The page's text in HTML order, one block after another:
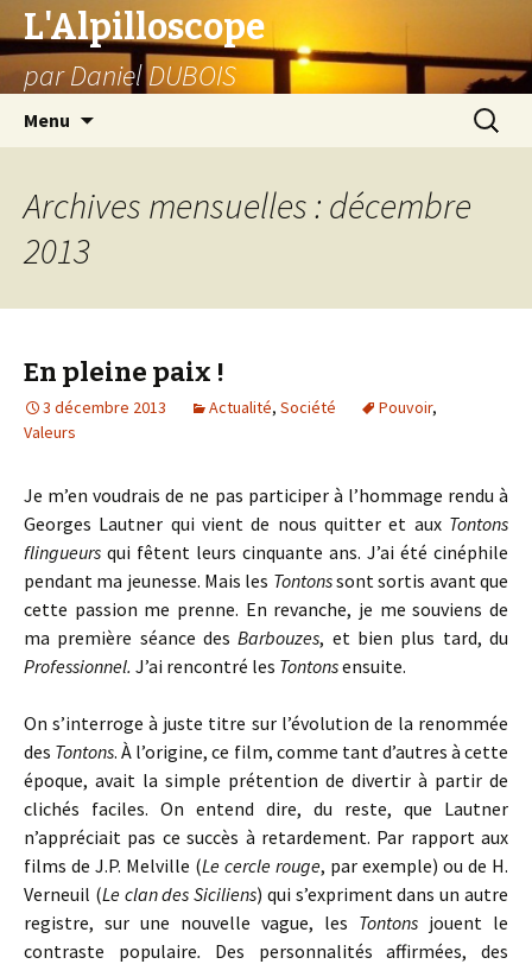
L'Alpilloscope
par Daniel DUBOIS
Menu
Archives mensuelles : décembre
2013
En pleine paix !
3 décembre 2013 Actualité, Société Pouvoir,
Valeurs
Je m’en voudrais de ne pas participer à l’hommage rendu à
Georges Lautner qui vient de nous quitter et aux Tontons
flingueurs qui fêtent leurs cinquante ans. J’ai été cinéphile
pendant ma jeunesse. Mais les Tontonssont sortis avant que
cette passion me prenne. En revanche, je me souviens de
ma première séance desBarbouzes, et bien plus tard, du
Professionnel. J’ai rencontré les Tontonsensuite.
On s’interroge à juste titre sur l’évolution de la renommée
des Tontons. À l’origine, ce film, comme tant d’autres à cette
époque, avait la simple prétention de divertir à partir de
clichés faciles. On entend dire, du reste, que Lautner
n’appréciait pas ce succès à retardement. Par rapport aux
films de J.P. Melville (Le cercle rouge, par exemple) ou de H.
Verneuil (Le clan des Siciliens) qui s’expriment dans un autre
registre, sur une nouvelle vague, les Tontons jouent le
contraste populaire. Des personnalités affirmées, des